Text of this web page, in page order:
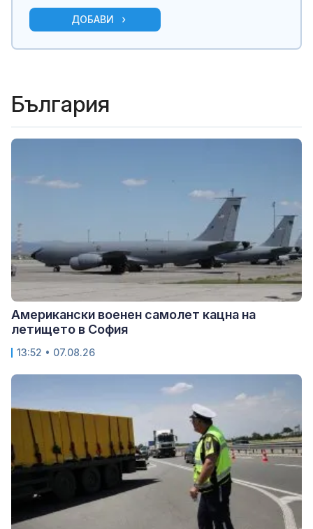
ДОБАВИ
България
Американски военен самолет кацна на
летището в София
13:52 • 07.08.26